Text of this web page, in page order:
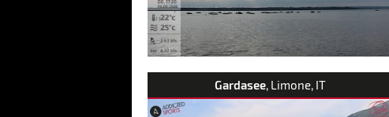
Gardasee, Limone, IT